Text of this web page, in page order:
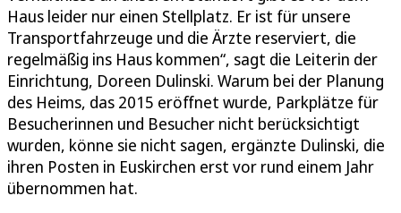
Haus leider nur einen Stellplatz. Er ist für unsere
Transportfahrzeuge und die Ärzte reserviert, die
regelmäßig ins Haus kommen“, sagt die Leiterin der
Einrichtung, Doreen Dulinski. Warum bei der Planung
des Heims, das 2015 eröffnet wurde, Parkplätze für
Besucherinnen und Besucher nicht berücksichtigt
wurden, könne sie nicht sagen, ergänzte Dulinski, die
ihren Posten in Euskirchen erst vor rund einem Jahr
übernommen hat.